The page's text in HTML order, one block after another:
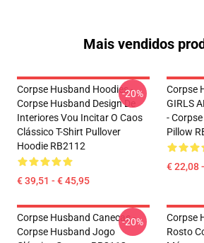
Mais vendidos
Corpse Husband Hoodies -
Corpse Husband Design De
Interiores Vou Incitar O Caos
Clássico T-Shirt Pullover
Hoodie RB2112
€ 39,51 - € 45,95
-20%
Corpse
GIRLS
-
Pillow
€ 22,08
Corpse Husband Canecas -
Corpse Husband Jogo
-20%
Corpse
Rosto